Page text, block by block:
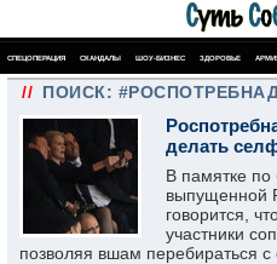
СПЕЦОПЕРАЦИЯ СКАНДАЛЫ ШОУ-БИЗНЕС ЗДОРОВЬЕ
// ПОИСК:
делать
В памятке по
выпущенной
говорится,
участники
позволяя вшам перебираться с